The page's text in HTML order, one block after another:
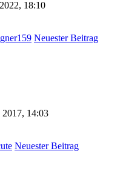
18:10
Neuester Beitrag
2017, 14:03
Neuester Beitrag